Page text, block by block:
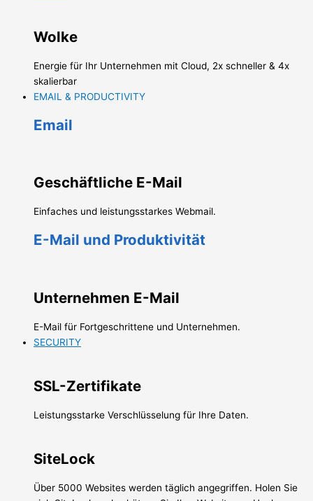
Wolke
Energie für Ihr Unternehmen mit Cloud, 2x schneller & 4x
skalierbar
EMAIL & PRODUCTIVITY
Email
Geschäftliche E-Mail
Einfaches und leistungsstarkes Webmail.
E-Mail und Produktivität
Unternehmen E-Mail
E-Mail für Fortgeschrittene und Unternehmen.
SECURITY
SSL-Zertifikate
Leistungsstarke Verschlüsselung für Ihre Daten.
SiteLock
Über 5000 Websites werden täglich angegriffen. Holen Sie